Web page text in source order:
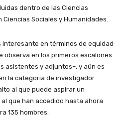
dentro de las Ciencias
Ciencias Sociales y Humanidades.
interesante en términos de equidad
observa en los primeros escalones
asistentes y adjuntos–, y aún es
la categoría de investigador
al que puede aspirar un
que han accedido hasta ahora
135 hombres.